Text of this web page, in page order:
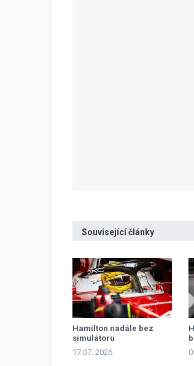
Související články
Hamilton nadále bez
simulátoru
17.07. 2026